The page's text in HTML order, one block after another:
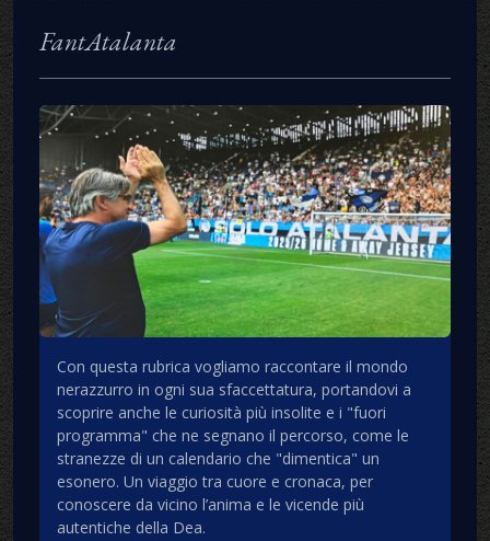
FantAtalanta
Con questa rubrica vogliamo raccontare il mondo
nerazzurro in ogni sua sfaccettatura, portandovi a
scoprire anche le curiosità più insolite e i "fuori
programma" che ne segnano il percorso, come le
stranezze di un calendario che "dimentica" un
esonero. Un viaggio tra cuore e cronaca, per
conoscere da vicino l’anima e le vicende più
autentiche della Dea.